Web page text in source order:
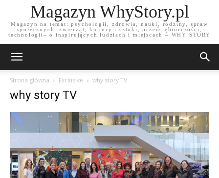
Magazyn WhyStory.pl
Magazyn na temat: psychologii, zdrowia, nauki, rodziny, spraw
społecznych, zwierząt, kultury i sztuki, przedsiębiorczości,
technologii– o inspirujących ludziach i miejscach – WHY STORY
Strona główna Exclusive why story TV
why story TV